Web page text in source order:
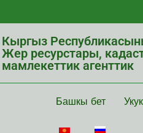
Кыргыз
Жер ресурстары,
мамлекеттик агенттик
Башкы бет